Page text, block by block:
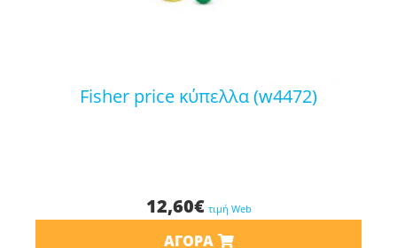
fisher price κύπελλα (w4472)
12,60€ τιμή Web
ΑΓΟΡΆ